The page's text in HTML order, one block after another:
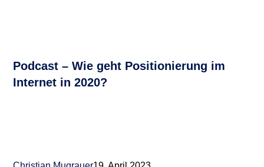
Podcast – Wie geht Positionierung im
Internet in 2020?